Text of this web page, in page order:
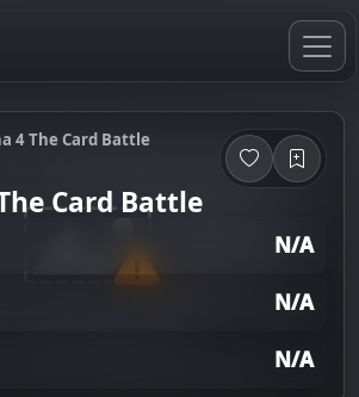
4 The Card Battle
Card Battle
N/A
N/A
N/A